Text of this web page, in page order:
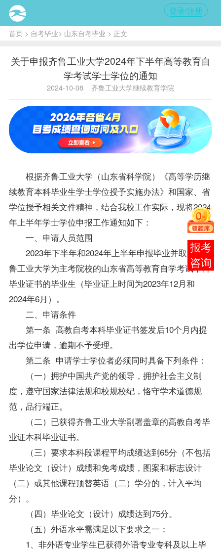
登录/注册
首页> 自考毕业> 山东自考毕业 > 正文
关于申报齐鲁工业大学2024年下半年高等教育自
学考试学士学位的通知
2024-10-08 齐鲁工业大学继续教育学院
根据齐鲁工业大学（山东省科学院）《高等学历继
续教育本科毕业生学士学位授予实施办法》和国家、省
学位授予相关文件精神，结合我校工作实际，现将2024
年上半年学士学位申报工作通知如下：
一、申请人员范围
2023年下半年和2024年上半年申报毕业并取得以齐
鲁工业大学为主考院校的山东省高等教育自学考试本科
毕业证书的毕业生（毕业证上时间为2023年12月和
2024年6月）。
二、申请条件
第一条 高教自考本科毕业证书签发后10个月内提
出学位申请，逾期不予受理。
第二条 申请学士学位者必须同时具备下列条件：
（一）拥护中国共产党的领导，拥护社会主义制
度，遵守国家法律法规和校规校纪，恪守学术道德规
范，品行端正。
（二）已获得齐鲁工业大学副署盖章的高教自考毕
业证本科毕业证书。
（三）要求本科段课程平均成绩达到65分（不包括
毕业论文（设计）成绩和免考成绩，图案和标志设计
（二）或其他课程顶替英语（二）学分的，计入平均
分）。
（四）毕业论文（设计）成绩达到75分。
（五）外语水平需满足以下要求之一：
1、非外语专业学生已获得外语专业专科及以上毕
在线
客服